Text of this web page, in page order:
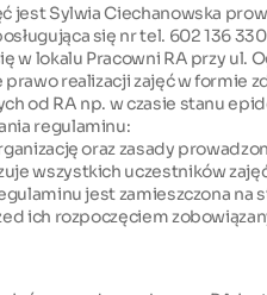
jest Sylwia Ciechanowska
się nr tel. 602 136
w lokalu Pracowni RA przy ul.
prawo realizacji zajęć w formie
od RA np. w czasie stanu
regulaminu:
oraz zasady
wszystkich uczestników
jest zamieszczona
ich rozpoczęciem